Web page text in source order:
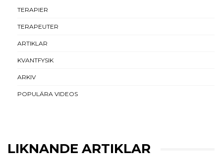
TERAPIER
TERAPEUTER
ARTIKLAR
KVANTFYSIK
ARKIV
POPULÄRA VIDEOS
LIKNANDE ARTIKLAR